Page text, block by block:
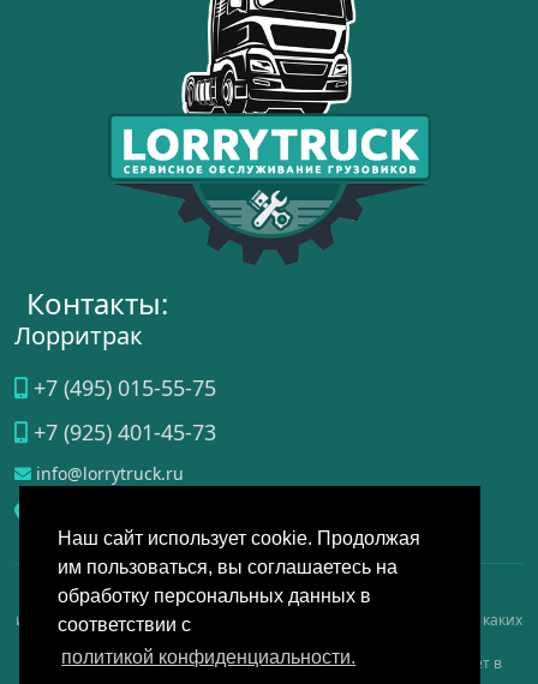
Наш сайт использует cookie. Продолжая
им пользоваться, вы соглашаетесь на
обработку персональных данных в
соответствии с
политикой конфиденциальности.
Контакты:
Лорритрак
+7 (495) 015-55-75
+7 (925) 401-45-73
info@lorrytruck.ru
Данный интернет-сайт носит исключительно справочно-
информационный, аналитический, обзорный характер и ни при каких
положениями Статьи 437 Гражданского кодекса РФ, и не имеет в